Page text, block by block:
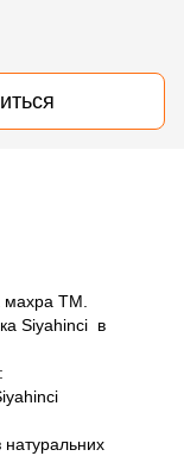
махра ТМ.
Siyahinci в